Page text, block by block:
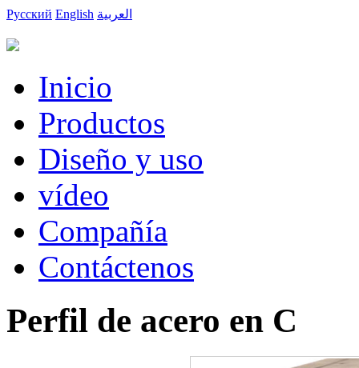
Русский English العربية
Inicio
Productos
Diseño y uso
vídeo
Compañía
Contáctenos
Perfil de acero en C